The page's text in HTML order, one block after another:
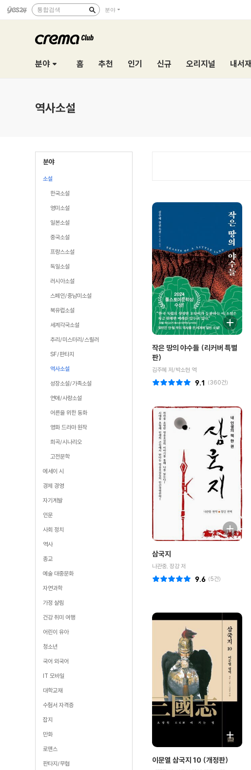
통합검색 분야
분야 홈 추천 인기 신규 오리지널 내서재
역사소설
분야
소설
한국소설
영미소설
일본소설
중국소설
프랑스소설
독일소설
러시아소설
스페인/중남미소설
북유럽소설
세계각국소설
추리/미스터리/스릴러
SF/판타지
역사소설
성장소설/가족소설
연애/사랑소설
어른을 위한 동화
영화 드라마 원작
희곡/시나리오
고전문학
에세이 시
경제 경영
자기계발
인문
사회 정치
역사
종교
예술 대중문화
자연과학
가정 살림
건강 취미 여행
어린이 유아
청소년
국어 외국어
IT 모바일
대학교재
수험서 자격증
잡지
만화
로맨스
판타지/무협
작은 땅의 야수들 (리커버 특별
판)
김주혜 저/박소현 역
(360건)
9.1
삼국지
나관중, 장강 저
(5건)
9.6
이문열 삼국지 10 (개정판)